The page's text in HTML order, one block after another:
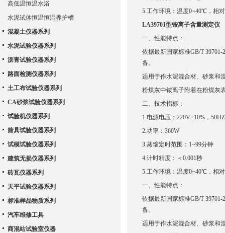
5.工作环境：温度0~40℃，相
LA39701型铵离子含量测定仪
一、性能特点：
依据最新国家标准GB/T
备。
适用于作水泥混合材、砂浆和
粉煤灰中铵离子附着在粉煤灰
二、技术指标：
1.电源电压：220V±10%，50HZ
2.功率：360W
3.蒸馏定时范围：1~99分钟
4.计时精度：＜0.001秒
5.工作环境：温度0~40℃，相
一、性能特点：
依据最新国家标准GB/T
备。
适用于作水泥混合材、砂浆和
高低温恒温水浴
水泥试体恒温恒湿养护槽
混凝土仪器系列
水泥试验仪器系列
沥青试验仪器系列
路面检测仪器系列
土工布试验仪器系列
CA砂浆试验仪器系列
试验机仪器系列
筛具试验仪器系列
试模试验仪器系列
建筑无损仪器系列
砖瓦仪器系列
天平试验仪器系列
标准样品物质系列
汽车维修工具
商混站试验室仪器